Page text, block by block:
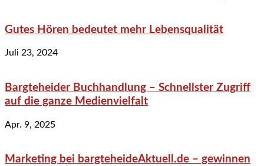
Gutes Hören bedeutet mehr Lebensqualität
Juli 23, 2024
Bargteheider Buchhandlung – Schnellster Zugriff
auf die ganze Medienvielfalt
Apr. 9, 2025
Marketing bei bargteheideAktuell.de – gewinnen